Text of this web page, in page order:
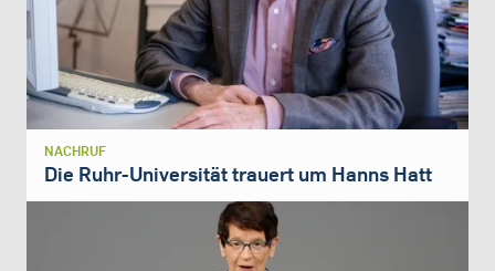
NACHRUF
Die Ruhr-Universität trauert um Hanns Hatt